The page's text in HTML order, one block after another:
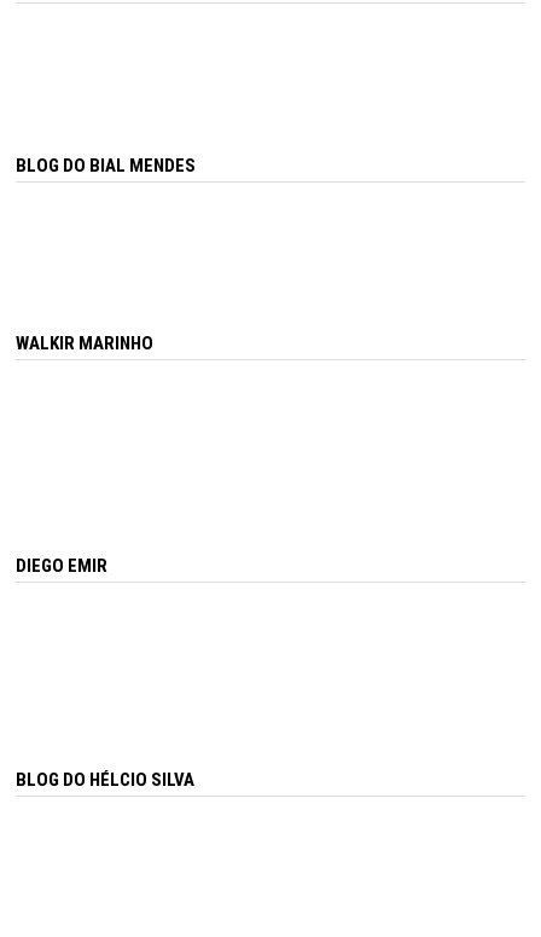
BLOG DO BIAL MENDES
WALKIR MARINHO
DIEGO EMIR
BLOG DO HÉLCIO SILVA